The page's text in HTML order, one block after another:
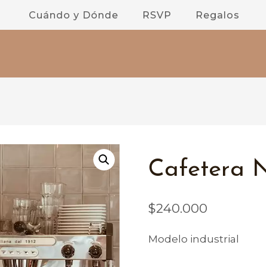
Cuándo y Dónde RSVP Regalos
Cafetera
$240.000
Modelo industrial